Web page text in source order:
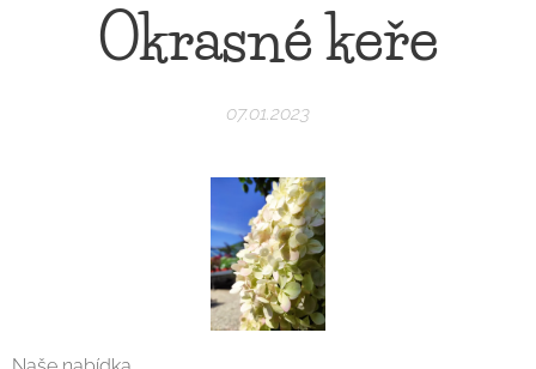
Okrasné keře
07.01.2023